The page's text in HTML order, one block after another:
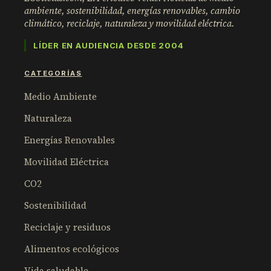
ambiente, sostenibilidad, energías renovables, cambio
climático, reciclaje, naturaleza y movilidad eléctrica.
LÍDER EN AUDIENCIA DESDE 2004
CATEGORÍAS
Medio Ambiente
Naturaleza
Energías Renovables
Movilidad Eléctrica
CO2
Sostenibilidad
Reciclaje y residuos
Alimentos ecológicos